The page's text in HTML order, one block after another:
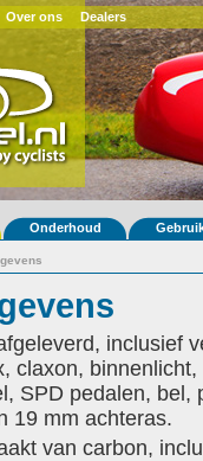
Over ons Dealers
Onderhoud
inclusief
claxon,
SPD pedalen,
19 mm achteras.
van carbon,